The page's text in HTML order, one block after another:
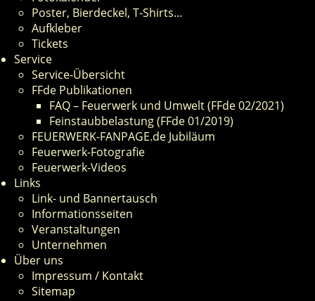
Poster, Bierdeckel, T-Shirts…
Aufkleber
Tickets
Service
Service-Übersicht
FFde Publikationen
FAQ – Feuerwerk und Umwelt (FFde 02/2021)
Feinstaubbelastung (FFde 01/2019)
FEUERWERK-FANPAGE.de Jubiläum
Feuerwerk-Fotografie
Feuerwerk-Videos
Links
Link- und Bannertausch
Informationsseiten
Veranstaltungen
Unternehmen
Über uns
Impressum / Kontakt
Sitemap